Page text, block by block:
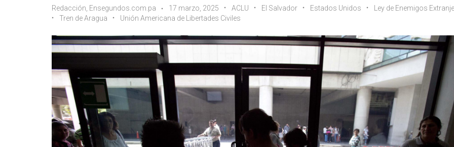
Redacción, Ensegundos.com.pa 17 marzo, 2025 ACLU El Salvador Estados Unidos
Ley de Enemigos
Tren de Aragua
Unión Americana de Libertades Civiles